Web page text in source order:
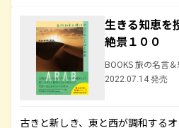
生きる知恵を
絶景１００
BOOKS 旅の名言
2022.07.14 発売
古きと新しき、東と西が調和する